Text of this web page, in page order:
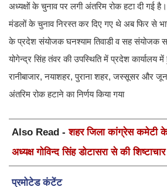
अध्‍यक्षों के चुनाव पर लगी अं‍तरिम रोक हटा दी गई
मंडलों के चुनाव निरस्‍त कर दिए गए थे अब फिर से
के प्रदेश संयोजक घनश्‍याम तिवाडी व सह संयोजक
योगेन्‍द्र सिंह तंवर की उपस्थिति में प्रदेश कार्यालय
रानीबाजार, नयाशहर, पुराना शहर, जस्‍सूसर और
अंतरिम रोक हटाने का निर्णय किया गया
Also Read -शहर जिला कांग्रेस कमेटी के
अध्यक्ष गोविन्द सिंह डोटासरा से की